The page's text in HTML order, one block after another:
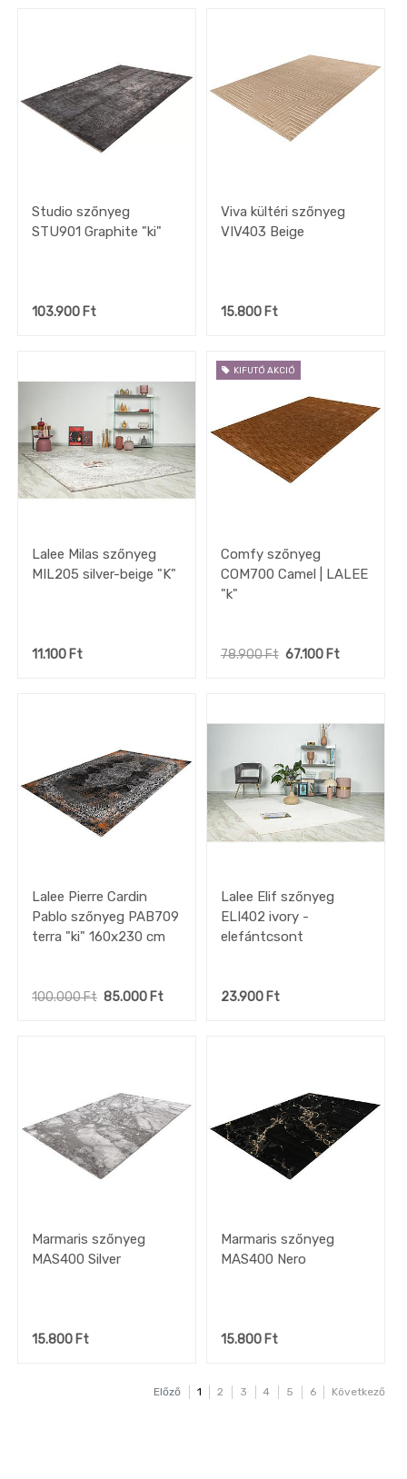
Studio szőnyeg
STU901 Graphite "ki"
103.900 Ft
Viva kültéri szőnyeg
VIV403 Beige
15.800Ft
Lalee Milas szőnyeg
MIL205 silver-beige "K"
11.100 Ft
KIFUTÓ AKCIÓ
Comfy szőnyeg
COM700 Camel | LALEE
"k"
78.900Ft 67.100Ft
Lalee Pierre Cardin
Pablo szőnyeg PAB709
terra "ki" 160x230 cm
100.000Ft 85.000 Ft
Lalee Elif szőnyeg
ELI402 ivory -
elefántcsont
23.900Ft
Marmaris szőnyeg
MAS400 Silver
15.800 Ft
Marmaris szőnyeg
MAS400 Nero
15.800Ft
Előző 1 2 3 4 5 6 Következő